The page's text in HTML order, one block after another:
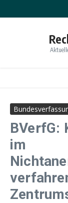
BVerfG:
im